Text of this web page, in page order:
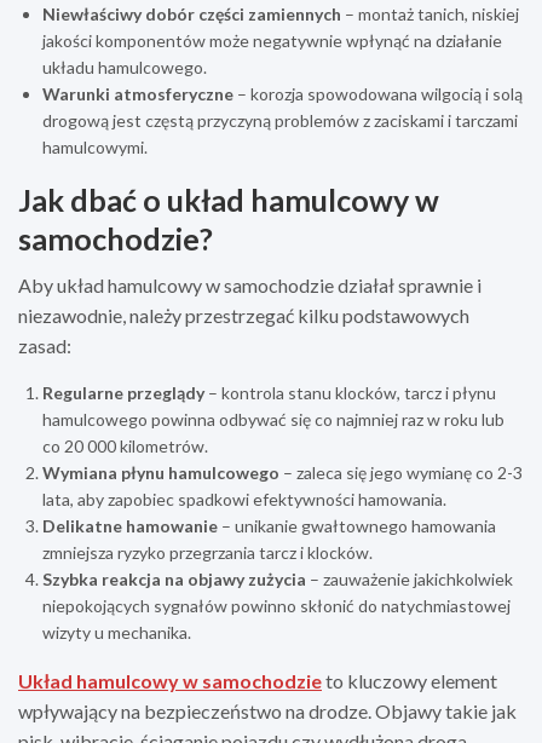
Niewłaściwy dobór części zamiennych – montaż tanich, niskiej
jakości komponentów może negatywnie wpłynąć na działanie
układu hamulcowego.
Warunki atmosferyczne – korozja spowodowana wilgocią i solą
drogową jest częstą przyczyną problemów z zaciskami i tarczami
hamulcowymi.
Jak dbać o układ hamulcowy w
samochodzie?
Aby układ hamulcowy w samochodzie działał sprawnie i
niezawodnie, należy przestrzegać kilku podstawowych
zasad:
Regularne przeglądy– kontrola stanu klocków, tarcz i płynu
hamulcowego powinna odbywać się co najmniej raz w roku lub
co 20 000 kilometrów.
Wymiana płynu hamulcowego – zaleca się jego wymianę co 2-3
lata, aby zapobiec spadkowi efektywności hamowania.
Delikatne hamowanie – unikanie gwałtownego hamowania
zmniejsza ryzyko przegrzania tarcz i klocków.
Szybka reakcja na objawy zużycia – zauważenie jakichkolwiek
niepokojących sygnałów powinno skłonić do natychmiastowej
wizyty u mechanika.
Układ hamulcowy w samochodzieto kluczowy element
wpływający na bezpieczeństwo na drodze. Objawy takie jak